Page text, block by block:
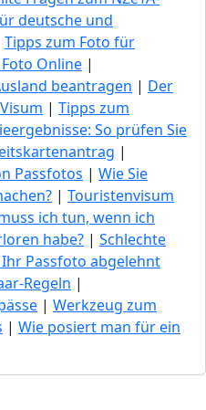
deutsche und
Tipps zum Foto für
Foto Online |
beantragen | Der
| Tipps zum
So prüfen Sie
|
Passfotos | Wie Sie
| Touristenvisum
ich tun, wenn ich
habe? | Schlechte
Passfoto abgelehnt
Regeln |
| Werkzeug zum
| Wie posiert man für ein